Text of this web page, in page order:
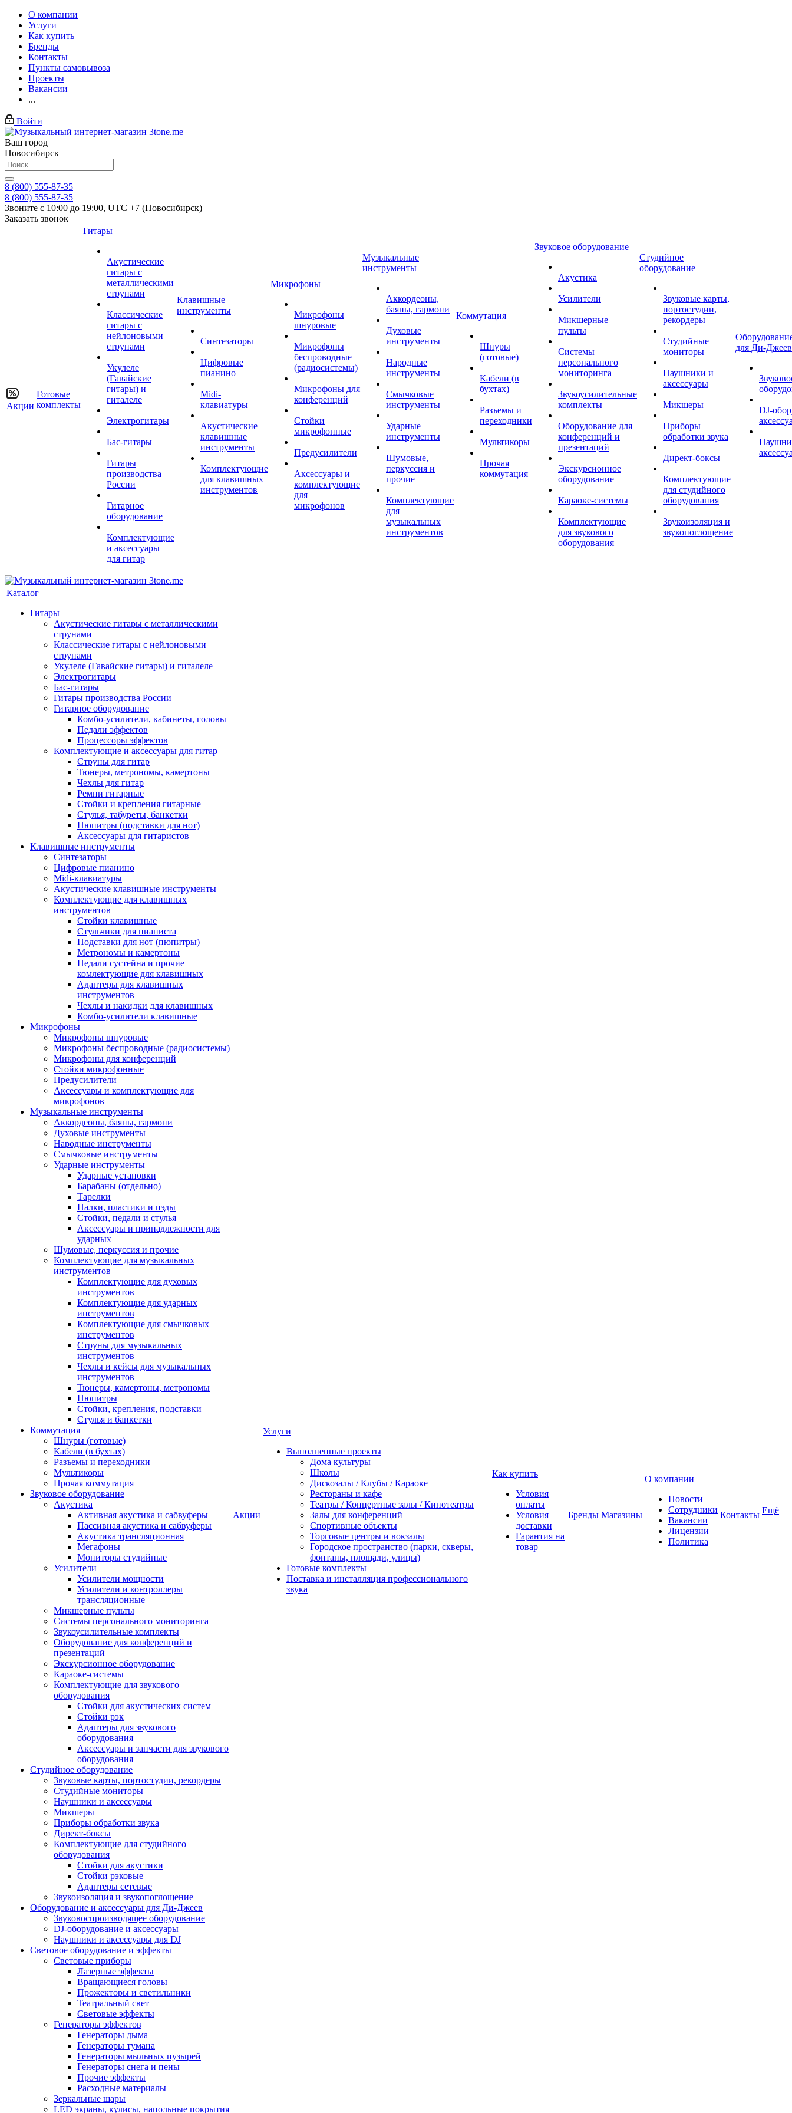
О компании
Услуги
Как купить
Бренды
Контакты
Пункты самовывоза
Проекты
Вакансии
...
Войти
Ваш город
Новосибирск
8 (800) 555-87-35
8 (800) 555-87-35
Звоните с 10:00 до 19:00, UTC +7 (Новосибирск)
Заказать звонок
Акции
Готовые
комплекты
Гитары
Акустические
гитары с
металлическими
струнами
Классические
гитары с
нейлоновыми
струнами
Укулеле
(Гавайские
гитары) и
гиталеле
Электрогитары
Бас-гитары
Гитары
производства
России
Гитарное
оборудование
Комплектующие
и аксессуары
для гитар
Клавишные
инструменты
Синтезаторы
Цифровые
пианино
Midi-
клавиатуры
Акустические
клавишные
инструменты
Комплектующие
для клавишных
инструментов
Микрофоны
Микрофоны
шнуровые
Микрофоны
беспроводные
(радиосистемы)
Микрофоны для
конференций
Стойки
микрофонные
Предусилители
Аксессуары и
комплектующие
для
микрофонов
Музыкальные
инструменты
Аккордеоны,
баяны, гармони
Духовые
инструменты
Народные
инструменты
Смычковые
инструменты
Ударные
инструменты
Шумовые,
перкуссия и
прочие
Комплектующие
для
музыкальных
инструментов
Коммутация
Шнуры
(готовые)
Кабели (в
бухтах)
Разъемы и
переходники
Мультикоры
Прочая
коммутация
Звуковое оборудование
Акустика
Усилители
Микшерные
пульты
Системы
персонального
мониторинга
Звукоусилительные
комплекты
Оборудование для
конференций и
презентаций
Экскурсионное
оборудование
Караоке-системы
Комплектующие
для звукового
оборудования
Студийное
оборудование
Звуковые карты,
портостудии,
рекордеры
Студийные
мониторы
Наушники и
аксессуары
Микшеры
Приборы
обработки звука
Директ-боксы
Комплектующие
для студийного
оборудования
Звукоизоляция и
звукопоглощение
для Ди-Джеев
DJ-
Каталог
Гитары
Акустические гитары с металлическими
струнами
Классические гитары с нейлоновыми
струнами
Укулеле (Гавайские гитары) и гиталеле
Электрогитары
Бас-гитары
Гитары производства России
Гитарное оборудование
Комбо-усилители, кабинеты, головы
Педали эффектов
Процессоры эффектов
Комплектующие и аксессуары для гитар
Струны для гитар
Тюнеры, метрономы, камертоны
Чехлы для гитар
Ремни гитарные
Стойки и крепления гитарные
Стулья, табуреты, банкетки
Пюпитры (подставки для нот)
Аксессуары для гитаристов
Клавишные инструменты
Синтезаторы
Цифровые пианино
Midi-клавиатуры
Акустические клавишные инструменты
Комплектующие для клавишных
инструментов
Стойки клавишные
Стульчики для пианиста
Подставки для нот (пюпитры)
Метрономы и камертоны
Педали сустейна и прочие
комлектующие для клавишных
Адаптеры для клавишных
инструментов
Чехлы и накидки для клавишных
Комбо-усилители клавишные
Микрофоны
Микрофоны шнуровые
Микрофоны беспроводные (радиосистемы)
Микрофоны для конференций
Стойки микрофонные
Предусилители
Аксессуары и комплектующие для
микрофонов
Музыкальные инструменты
Аккордеоны, баяны, гармони
Духовые инструменты
Народные инструменты
Смычковые инструменты
Ударные инструменты
Ударные установки
Барабаны (отдельно)
Тарелки
Палки, пластики и пэды
Стойки, педали и стулья
Аксессуары и принадлежности для
ударных
Шумовые, перкуссия и прочие
Комплектующие для музыкальных
инструментов
Комплектующие для духовых
инструментов
Комплектующие для ударных
инструментов
Комплектующие для смычковых
инструментов
Струны для музыкальных
инструментов
Чехлы и кейсы для музыкальных
инструментов
Тюнеры, камертоны, метрономы
Пюпитры
Стойки, крепления, подставки
Стулья и банкетки
Коммутация
Шнуры (готовые)
Кабели (в бухтах)
Разъемы и переходники
Мультикоры
Прочая коммутация
Звуковое оборудование
Акустика
Активная акустика и сабвуферы
Пассивная акустика и сабвуферы
Акустика трансляционная
Мегафоны
Мониторы студийные
Усилители
Усилители мощности
Усилители и контроллеры
трансляционные
Микшерные пульты
Системы персонального мониторинга
Звукоусилительные комплекты
Оборудование для конференций и
презентаций
Экскурсионное оборудование
Караоке-системы
Комплектующие для звукового
оборудования
Стойки для акустических систем
Стойки рэк
Адаптеры для звукового
оборудования
Аксессуары и запчасти для звукового
оборудования
Студийное оборудование
Звуковые карты, портостудии, рекордеры
Студийные мониторы
Наушники и аксессуары
Микшеры
Приборы обработки звука
Директ-боксы
Комплектующие для студийного
оборудования
Стойки для акустики
Стойки рэковые
Адаптеры сетевые
Звукоизоляция и звукопоглощение
Оборудование и аксессуары для Ди-Джеев
Звуковоспроизводящее оборудование
DJ-оборудование и аксессуары
Наушники и аксессуары для DJ
Световое оборудование и эффекты
Световые приборы
Лазерные эффекты
Вращающиеся головы
Прожекторы и светильники
Театральный свет
Световые эффекты
Генераторы эффектов
Генераторы дыма
Генераторы тумана
Генераторы мыльных пузырей
Генераторы снега и пены
Прочие эффекты
Расходные материалы
Зеркальные шары
LED экраны, кулисы, напольные покрытия
Акции
Услуги
Выполненные проекты
Дома культуры
Школы
Дискозалы / Клубы / Караоке
Рестораны и кафе
Театры / Концертные залы / Кинотеатры
Залы для конференций
Спортивные объекты
Торговые центры и вокзалы
Городское пространство (парки, скверы,
фонтаны, площади, улицы)
Готовые комплекты
Поставка и инсталляция профессионального
звука
Как купить
Условия
оплаты
Условия
доставки
Гарантия на
товар
Бренды Магазины
О компании
Новости
Сотрудники
Вакансии
Лицензии
Политика
Контакты Ещё